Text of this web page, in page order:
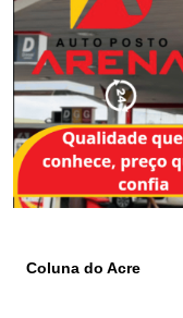
Coluna do Acre